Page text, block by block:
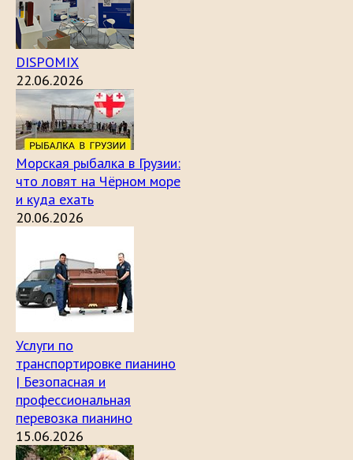
DISPOMIX
22.06.2026
Морская рыбалка в Грузии:
что ловят на Чёрном море
и куда ехать
20.06.2026
Услуги по
транспортировке пианино
| Безопасная и
профессиональная
перевозка пианино
15.06.2026